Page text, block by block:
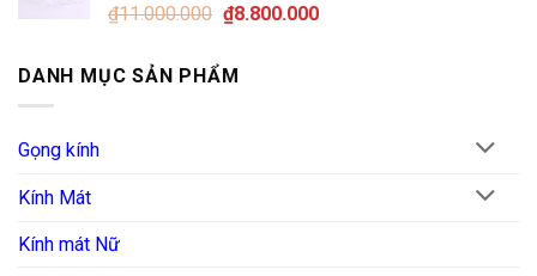
₫9.600.000.
₫11.000.000 Giá
là:
₫11.000.000.
₫8.800.000Giá
DANH MỤC SẢN PHẨM
Gọng kính
Kính Mát
Kính mát Nữ